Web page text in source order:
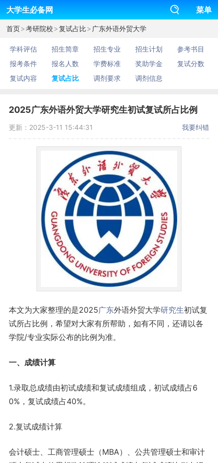
大学生必备网 菜单
首页>考研院校>复试占比> 广东外语外贸大学
学科评估 招生简章 招生专业 招生计划
参考书目
报考条件
报名人数 学费标准 奖助学金
复试分数
复试内容
复试占比 调剂要求 调剂信息
2025广东外语外贸大学研究生初试复试所占比例
更新：2025-3-11 15:44:31 我要纠错
本文为大家整理的是2025广东外语外贸大学研究生初试复
试所占比例，希望对大家有所帮助，如有不同，还请以各
学院/专业实际公布的比例为准。
一、成绩计算
1.录取总成绩由初试成绩和复试成绩组成，初试成绩占6
0%，复试成绩占40%。
2.复试成绩计算
会计硕士、工商管理硕士（MBA）、公共管理硕士和审计